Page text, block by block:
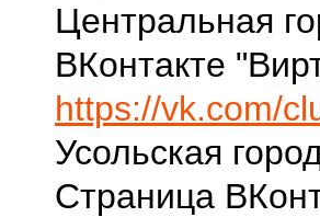
Центральная
ВКонтакте
https://vk.com/
Усольская
Страница